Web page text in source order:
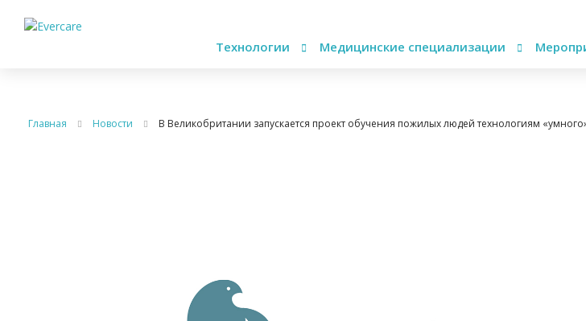
Технологии Медицинские специализации
Главная Новости В Великобритании запускается проект обучения пожилых людей технологиям